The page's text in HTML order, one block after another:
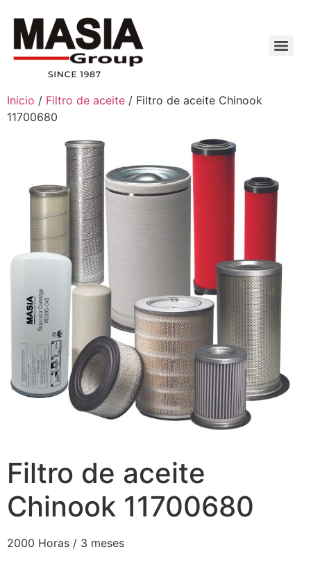
Inicio / Filtro de aceite / Filtro de aceite Chinook
11700680
Filtro de aceite
Chinook 11700680
2000 Horas / 3 meses